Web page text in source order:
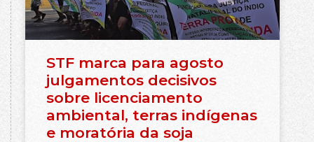
STF marca para agosto
julgamentos decisivos
sobre licenciamento
ambiental, terras indígenas
e moratória da soja